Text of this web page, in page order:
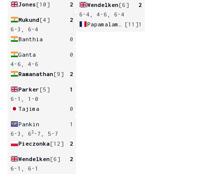
Jones [10] 2
Mukund[4]
2
6-3, 6-4
Banthia
0
Ganta
0
4-6, 4-6
Ramanathan[9] 2
Parker [5]
1
6-1, 1-0
Tajima
0
Pankin
1
6-3, 63 -7, 5-7
Pieczonka[12] 2
Wendelken[6]
2
6-1, 6-1
Wendelken[6]
2
6-4, 4-6, 6-4
[11]1